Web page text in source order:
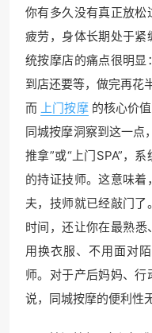
你有多久没有真正放
疲劳，身体长期处于
统按摩店的痛点很明显
到店还要等，做完再花
而 上门按摩 的核心价
同城按摩洞察到这一点
推拿”或“上门SPA”，
的持证技师。这意味
夫，技师就已经敲门
时间，还让你在最熟
用换衣服、不用面对
师。对于产后妈妈、
说，同城按摩的便利性